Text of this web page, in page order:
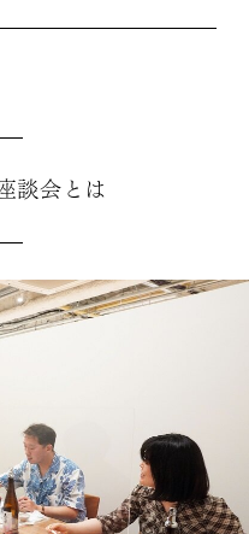
談会とは